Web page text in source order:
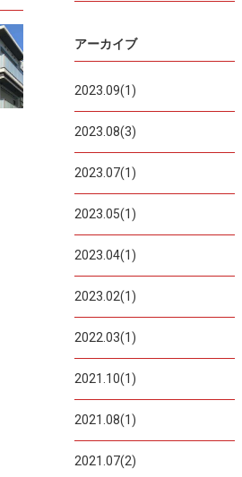
アーカイブ
2023.09(1)
2023.08(3)
2023.07(1)
2023.05(1)
2023.04(1)
2023.02(1)
2022.03(1)
2021.10(1)
2021.08(1)
2021.07(2)